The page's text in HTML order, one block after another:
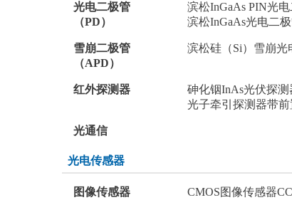
处理器 MCU 逻辑芯片
电源管理 存储器 模拟芯片
模数/数模转换器 接口芯片 时钟
驱动芯片 运算放大器 传感器
晶体管 保险丝 射频功率器件
数字/模拟开关 电平转换 继电器
光电二极管
（PD）
滨松InGaAs PIN光
滨松InGaAs光电二
雪崩二极管
（APD）
滨松硅（Si）雪崩光
红外探测器 砷化铟InAs光伏探测
光子牵引探测器带
光通信
光电传感器
图像传感器 CMOS图像传感器